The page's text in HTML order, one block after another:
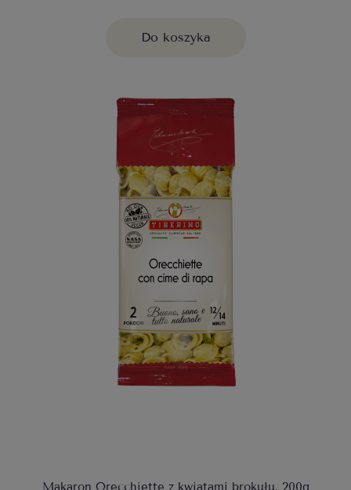
Do koszyka
Makaron Orecchiette z kwiatami brokułu, 200g